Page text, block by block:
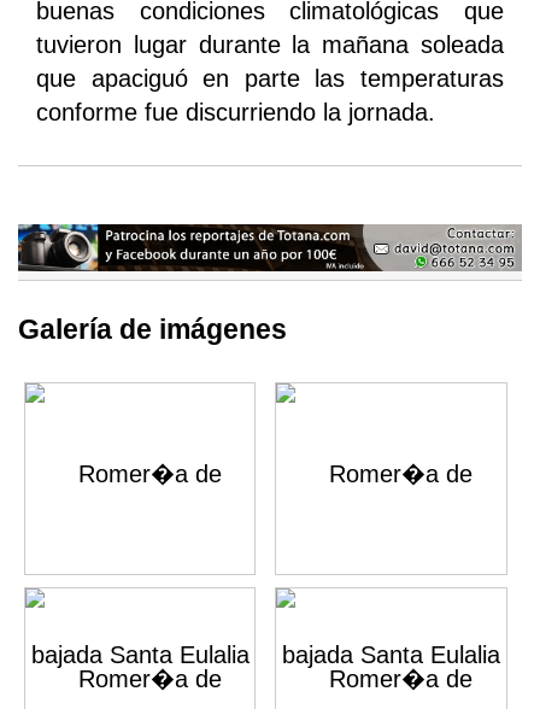
buenas condiciones climatológicas que
tuvieron lugar durante la mañana soleada
que apaciguó en parte las temperaturas
conforme fue discurriendo la jornada.
Galería de imágenes